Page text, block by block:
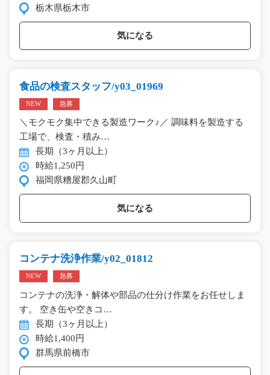
栃木県栃木市
気になる
食品の検査スタッフ/y03_01969
NEW 急募
＼モクモク集中できる製造ワーク♪／ 調味料を製造する
工場で、検査・積み…
長期（3ヶ月以上）
時給1,250円
福岡県糟屋郡久山町
気になる
コンテナ洗浄作業/y02_01812
NEW 急募
コンテナの洗浄・解体や部品の仕分け作業をお任せしま
す。 空き缶や空きコ…
長期（3ヶ月以上）
時給1,400円
群馬県前橋市